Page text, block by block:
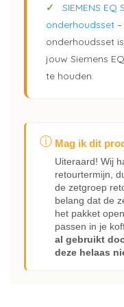
✓
SIEMENS EQ
onderhoudsset
onderhoudsset
jouw Siemens
te houden.
ⓘ Mag ik dit
Uiteraard! Wij
retourtermijn,
de zetgroep
belang dat de
het pakket
passen in je
al gebruikt
deze helaas